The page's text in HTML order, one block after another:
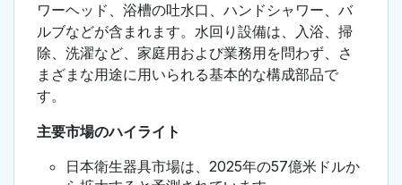
ワーヘッド、浴槽の吐水口、ハンドシャワー、バ
ルブなどが含まれます。水回り設備は、入浴、掃
除、洗濯など、家庭用および業務用を問わず、さ
まざまな用途に用いられる基本的な構成部品で
す。
主要市場のハイライト
日本衛生器具市場は、2025年の57億米ドルか